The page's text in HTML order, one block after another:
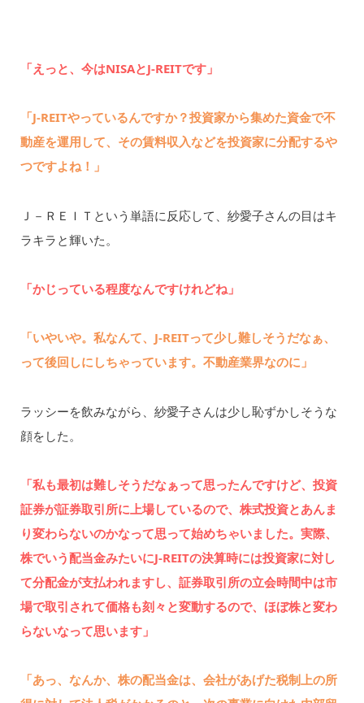
「えっと、今はNISAとJ-REITです」
「J-REITやっているんですか？投資家から集めた資金で不
動産を運用して、その賃料収入などを投資家に分配するや
つですよね！」
Ｊ－ＲＥＩＴという単語に反応して、紗愛子さんの目はキ
ラキラと輝いた。
「かじっている程度なんですけれどね」
「いやいや。私なんて、J-REITって少し難しそうだなぁ、
って後回しにしちゃっています。不動産業界なのに」
ラッシーを飲みながら、紗愛子さんは少し恥ずかしそうな
顔をした。
「私も最初は難しそうだなぁって思ったんですけど、投資
証券が証券取引所に上場しているので、株式投資とあんま
り変わらないのかなって思って始めちゃいました。実際、
株でいう配当金みたいにJ-REITの決算時には投資家に対し
て分配金が支払われますし、証券取引所の立会時間中は市
場で取引されて価格も刻々と変動するので、ほぼ株と変わ
らないなって思います」
「あっ、なんか、株の配当金は、会社があげた税制上の所